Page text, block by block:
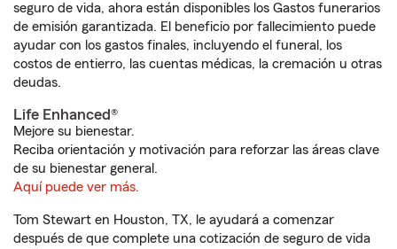
seguro de vida, ahora están disponibles los Gastos funerarios
de emisión garantizada. El beneficio por fallecimiento puede
ayudar con los gastos finales, incluyendo el funeral, los
costos de entierro, las cuentas médicas, la cremación u otras
deudas.
Life Enhanced®
Mejore su bienestar.
Reciba orientación y motivación para reforzar las áreas clave
de su bienestar general.
Aquí puede ver más.
Tom Stewart en Houston, TX, le ayudará a comenzar
después de que complete una cotización de seguro de vida